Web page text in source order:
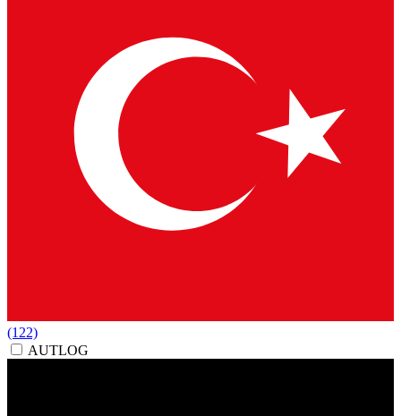
(122)
AUTLOG